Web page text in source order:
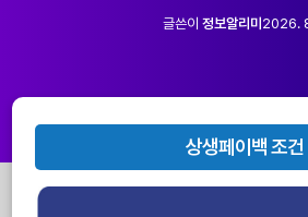
글쓴이 정보알리미2026.
상생페이백 조건